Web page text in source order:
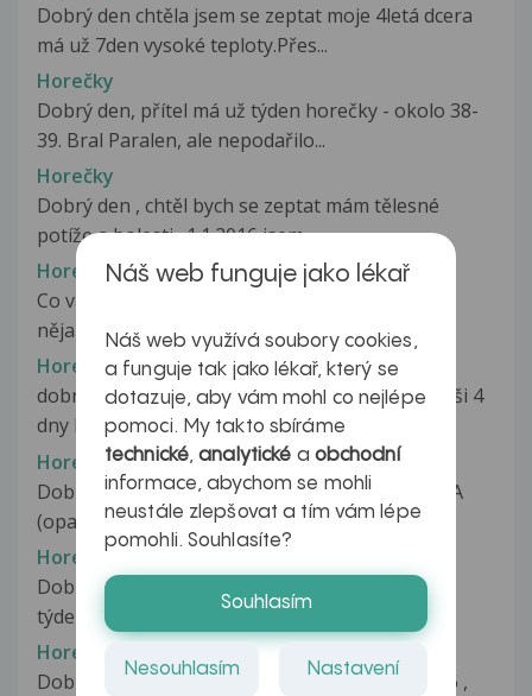
Dobrý den chtěla jsem se zeptat moje 4letá dcera
má už 7den vysoké teploty.Přes...
Horečky
Dobrý den, přítel má už týden horečky - okolo 38-
39. Bral Paralen, ale nepodařilo...
Horečky
Dobrý den , chtěl bych se zeptat mám tělesné
potíže a bolesti . 1.1.2016 jsem...
Horečky
Co vás trápí, jak dlouho problém trvá, berete
nějaké léky, proběhlo již nějaké...
Horečky
dobri den mam otazku mam dve deti decra starši 4
dny horečkovala a ted začala...
Horečky
Dobrý den,prosím Vás ,může se syndrom PFAPA
(opakující se horečky) objevovat...
Horečky
Dobrý večer. Píši Vám za svou sestru, která už
týden leží s antibiotiky a stále...
Horečky - viróza?
Dobrý den, syn 10m má čtvrtý den horečky 38,6 ,
Náš web funguje jako lékař
Náš web využívá soubory cookies,
a funguje tak jako lékař, který se
dotazuje, aby vám mohl co nejlépe
pomoci. My takto sbíráme
technické,analytické a obchodní
informace, abychom se mohli
neustále zlepšovat a tím vám lépe
pomohli. Souhlasíte?
Souhlasím
Nesouhlasím Nastavení